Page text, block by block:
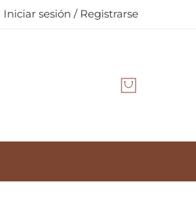
Iniciar sesión / Registrarse